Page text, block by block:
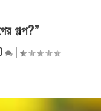
গল্প?”
|